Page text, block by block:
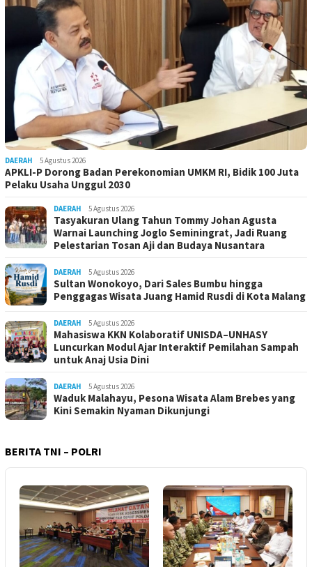
DAERAH 5 Agustus 2026
APKLI-P Dorong Badan Perekonomian UMKM RI, Bidik 100 Juta
Pelaku Usaha Unggul 2030
DAERAH 5 Agustus 2026
Tasyakuran Ulang Tahun Tommy Johan Agusta
Warnai Launching Joglo Seminingrat, Jadi Ruang
Pelestarian Tosan Aji dan Budaya Nusantara
DAERAH 5 Agustus 2026
Sultan Wonokoyo, Dari Sales Bumbu hingga
Penggagas Wisata Juang Hamid Rusdi di Kota Malang
DAERAH 5 Agustus 2026
Mahasiswa KKN Kolaboratif UNISDA–UNHASY
Luncurkan Modul Ajar Interaktif Pemilahan Sampah
untuk Anaj Usia Dini
DAERAH 5 Agustus 2026
Waduk Malahayu, Pesona Wisata Alam Brebes yang
Kini Semakin Nyaman Dikunjungi
BERITA TNI – POLRI